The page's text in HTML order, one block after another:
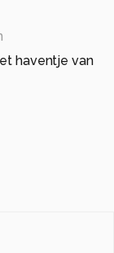
haventje van